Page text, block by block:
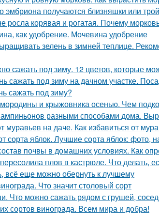
эмбриона получаются близняшки или
росла корявая и рогатая. Почему
как удобрение. Мочевина удобрение
зелень в зимней теплице.
сажать под зиму. 12 цветов, которые
сажать под зиму на дачном участке.
сажать под зиму?
и крыжовника осенью. Чем
разными способами дома.
муравьев на даче. Как избавиться от
сорта яблок. Лучшие сорта яблок: фото,
почвы в домашних условиях. Как
плов в кастрюле. Что делать,
всё еще можно обернуть к лучшему
Что значит столовый сорт
Что можно сажать рядом с грушей,
сортов винограда. Всем мира и добра!